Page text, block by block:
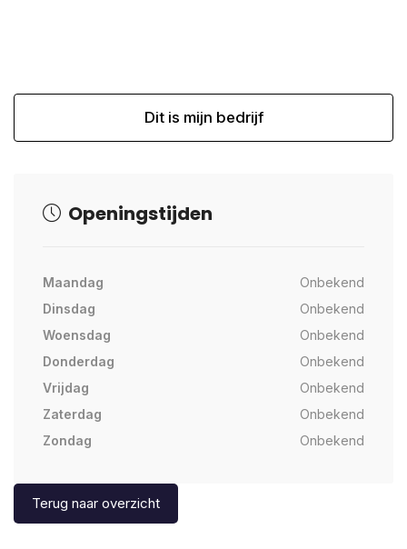
Dit is mijn bedrijf
Openingstijden
Maandag
Onbekend
Dinsdag
Onbekend
Woensdag
Onbekend
Donderdag
Onbekend
Vrijdag
Onbekend
Zaterdag
Onbekend
Zondag
Onbekend
Terug naar overzicht